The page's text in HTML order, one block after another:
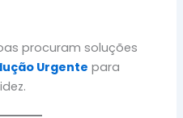
procuram soluções
Urgente para